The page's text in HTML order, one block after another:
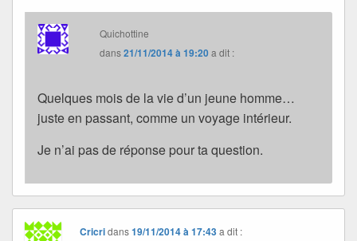
Quichottine
dans21/11/2014 à 19:20a dit :
Quelques mois de la vie d’un jeune homme…
juste en passant, comme un voyage intérieur.
Je n’ai pas de réponse pour ta question.
Cricridans19/11/2014 à 17:43 a dit :